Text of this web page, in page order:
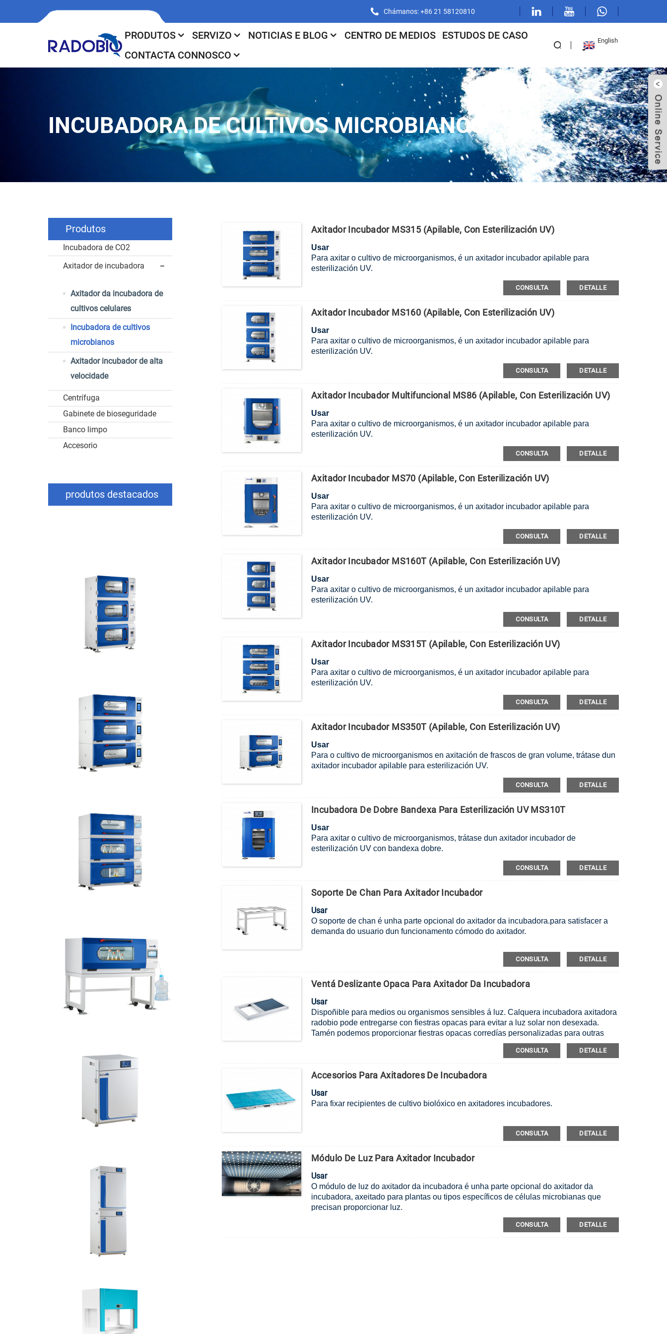
Chámanos: +86 21 58120810
PRODUTOS SERVIZO NOTICIAS E BLOG CENTRO DE MEDIOS ESTUDOS DE CASO
CONTACTA CONNOSCO
English
INCUBADORA DE CULTIVOS MICROBIANOS
Produtos
Incubadora de CO2
Axitador de incubadora
Axitador da incubadora de
cultivos celulares
Incubadora de cultivos
microbianos
Axitador incubador de alta
velocidade
Centrífuga
Gabinete de bioseguridade
Banco limpo
Accesorio
produtos destacados
Axitador Incubador MS315 (apilable, Con Esterilización UV)
Usar
Para axitar o cultivo de microorganismos, é un axitador incubador apilable para
esterilización UV.
CONSULTA DETALLE
Axitador Incubador MS160 (apilable, Con Esterilización UV)
Usar
Para axitar o cultivo de microorganismos, é un axitador incubador apilable para
esterilización UV.
CONSULTA DETALLE
Axitador Incubador Multifuncional MS86 (apilable, Con Esterilización UV)
Usar
Para axitar o cultivo de microorganismos, é un axitador incubador apilable para
esterilización UV.
CONSULTA DETALLE
Axitador Incubador MS70 (apilable, Con Esterilización UV)
Usar
Para axitar o cultivo de microorganismos, é un axitador incubador apilable para
esterilización UV.
CONSULTA DETALLE
Axitador Incubador MS160T (apilable, Con Esterilización UV)
Usar
Para axitar o cultivo de microorganismos, é un axitador incubador apilable para
esterilización UV.
CONSULTA DETALLE
Axitador Incubador MS315T (apilable, Con Esterilización UV)
Usar
Para axitar o cultivo de microorganismos, é un axitador incubador apilable para
esterilización UV.
CONSULTA DETALLE
Axitador Incubador MS350T (apilable, Con Esterilización UV)
Usar
Para o cultivo de microorganismos en axitación de frascos de gran volume, trátase dun
axitador incubador apilable para esterilización UV.
CONSULTA DETALLE
Incubadora De Dobre Bandexa Para Esterilización UV MS310T
Usar
Para axitar o cultivo de microorganismos, trátase dun axitador incubador de
esterilización UV con bandexa dobre.
CONSULTA DETALLE
Soporte De Chan Para Axitador Incubador
Usar
O soporte de chan é unha parte opcional do axitador da incubadora.para satisfacer a
demanda do usuario dun funcionamento cómodo do axitador.
CONSULTA DETALLE
Ventá Deslizante Opaca Para Axitador Da Incubadora
Usar
Dispoñible para medios ou organismos sensibles á luz. Calquera incubadora axitadora
radobio pode entregarse con fiestras opacas para evitar a luz solar non desexada.
Tamén podemos proporcionar fiestras opacas corredías personalizadas para outras
CONSULTA DETALLE
Accesorios Para Axitadores De Incubadora
Usar
Para fixar recipientes de cultivo biolóxico en axitadores incubadores.
CONSULTA DETALLE
Módulo De Luz Para Axitador Incubador
Usar
O módulo de luz do axitador da incubadora é unha parte opcional do axitador da
incubadora, axeitado para plantas ou tipos específicos de células microbianas que
precisan proporcionar luz.
CONSULTA DETALLE